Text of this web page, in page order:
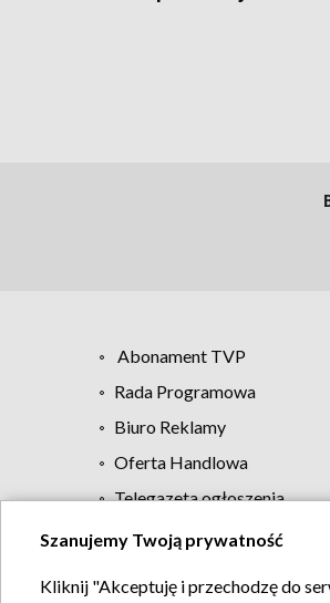
Abonament TVP
Rada Programowa
Biuro Reklamy
Oferta Handlowa
Telegazeta ogłoszenia
Szanujemy Twoją prywatność
Kliknij "Akceptuję i przechodzę do